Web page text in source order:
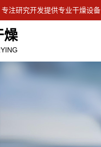
注研究开发提供专业干燥设备
燥